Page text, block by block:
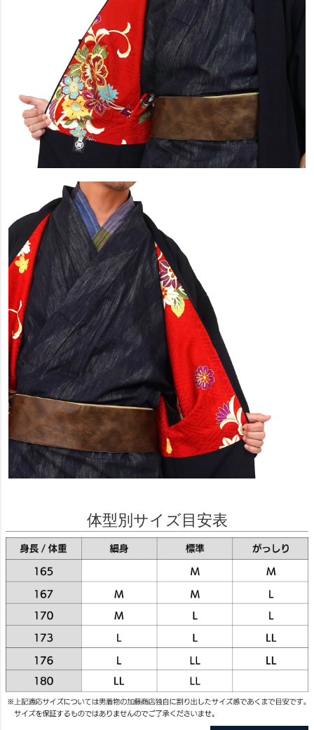
体型別サイズ目安表